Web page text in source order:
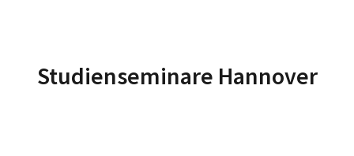
Studienseminare Hannover